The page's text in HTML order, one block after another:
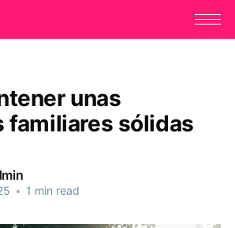
unas
familiares sólidas
• 1 min read